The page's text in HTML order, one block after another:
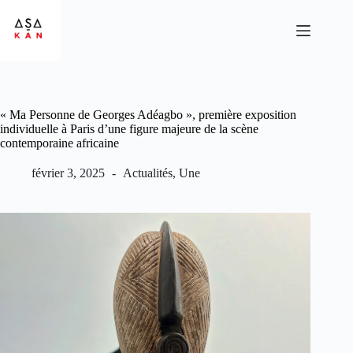
« Ma Personne de Georges Adéagbo », première exposition
individuelle à Paris d’une figure majeure de la scène
contemporaine africaine
février 3, 2025 Actualités, Une